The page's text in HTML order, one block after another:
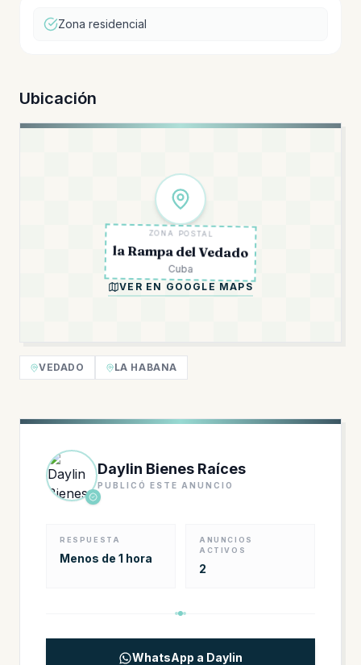
Zona residencial
Ubicación
ZONA POSTAL
la Rampa del Vedado
Cuba
VER EN GOOGLE MAPS
VEDADO LA HABANA
Daylin Bienes Raíces
PUBLICÓ ESTE ANUNCIO
RESPUESTA
Menos de 1 hora
ANUNCIOS
ACTIVOS
2
WhatsApp a Daylin